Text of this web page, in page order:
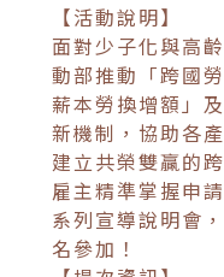
【活動說明】
面對少子化與高
動部推動「跨國
薪本勞換增額」
新機制，協助各
建立共榮雙贏的
雇主精準掌握申
系列宣導說明會
名參加！